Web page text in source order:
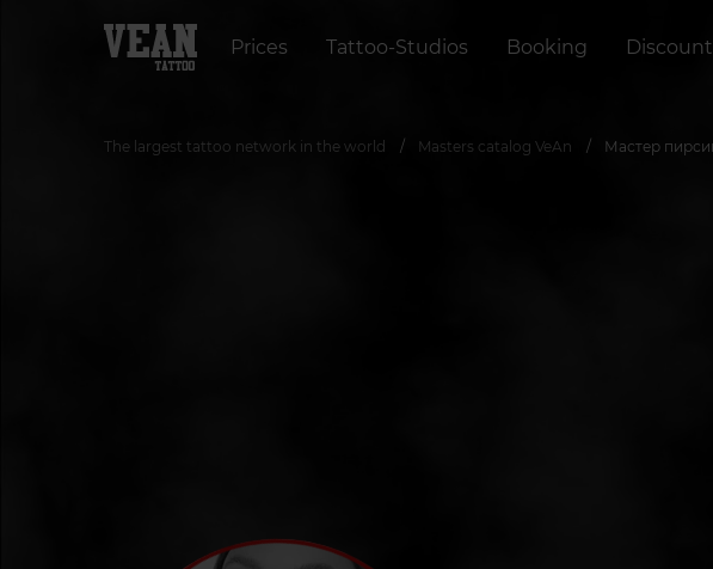
Prices Tattoo-Studios Booking
The largest tattoo network in the world Masters catalog VeAn Мастер